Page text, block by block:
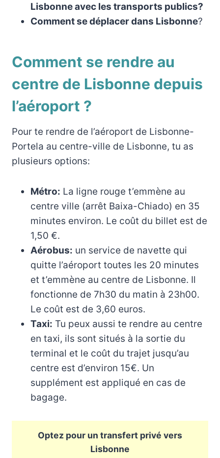
Lisbonne avec les transports publics?
Comment se déplacer dans Lisbonne?
Comment se rendre au
centre de Lisbonne depuis
l’aéroport ?
Pour te rendre de l’aéroport de Lisbonne-
Portela au centre-ville de Lisbonne, tu as
plusieurs options:
Métro: La ligne rouge t’emmène au
centre ville (arrêt Baixa-Chiado) en 35
minutes environ. Le coût du billet est de
1,50 €.
Aérobus: un service de navette qui
quitte l’aéroport toutes les 20 minutes
et t’emmène au centre de Lisbonne. Il
fonctionne de 7h30 du matin à 23h00.
Le coût est de 3,60 euros.
Taxi: Tu peux aussi te rendre au centre
en taxi, ils sont situés à la sortie du
terminal et le coût du trajet jusqu’au
centre est d’environ 15€. Un
supplément est appliqué en cas de
bagage.
Optez pour un transfert privé vers
Lisbonne